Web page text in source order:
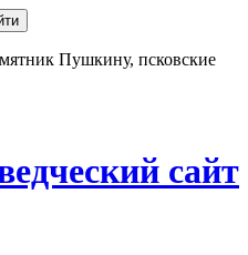
Пушкину, псковские
сайт